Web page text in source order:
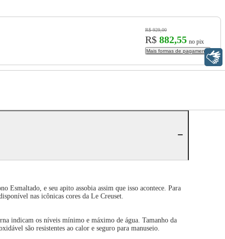
R$ 929,00
R$ 882,55 no pix
Mais formas de pagamento
Esmaltado, e seu apito assobia assim que isso acontece. Para
nas icônicas cores da Le Creuset.
indicam os níveis mínimo e máximo de água. Tamanho da
são resistentes ao calor e seguro para manuseio.
Libras